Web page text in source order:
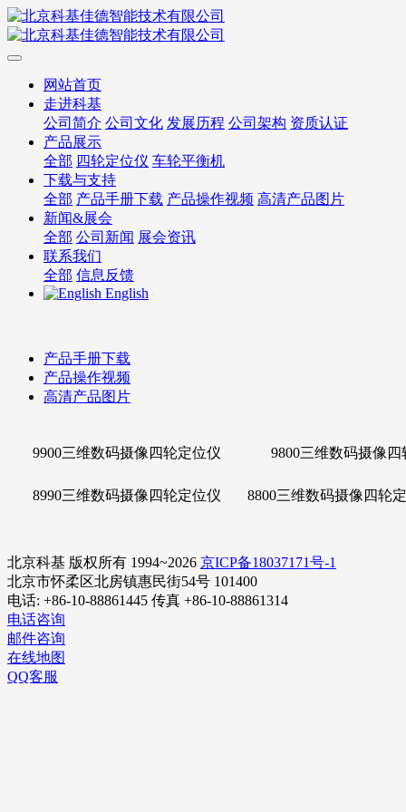
网站首页
走进科基
公司简介 公司文化 发展历程 公司架构 资质认证
产品展示
全部 四轮定位仪 车轮平衡机
下载与支持
全部 产品手册下载 产品操作视频 高清产品图片
新闻&展会
全部 公司新闻 展会资讯
联系我们
全部 信息反馈
English
产品手册下载
产品操作视频
高清产品图片
9900三维数码摄像四轮定位仪 9800三维数码摄像四
8990三维数码摄像四轮定位仪 8800三维数码摄像四轮
北京科基 版权所有 1994~2026 京ICP备18037171号-1
北京市怀柔区北房镇惠民街54号 101400
电话: +86-10-88861445 传真 +86-10-88861314
电话咨询
邮件咨询
在线地图
QQ客服